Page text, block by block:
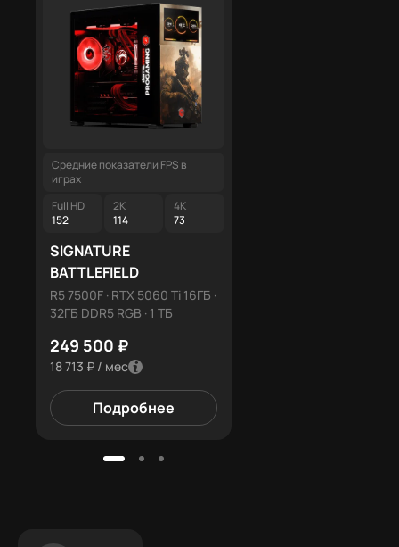
Средние показатели FPS в
играх
Full HD
152
2K
114
4K
73
SIGNATURE
BATTLEFIELD
R5 7500F · RTX 5060 Ti 16ГБ ·
32ГБ DDR5 RGB · 1 ТБ
249 500 ₽
18 713 ₽ / мес
Подробнее